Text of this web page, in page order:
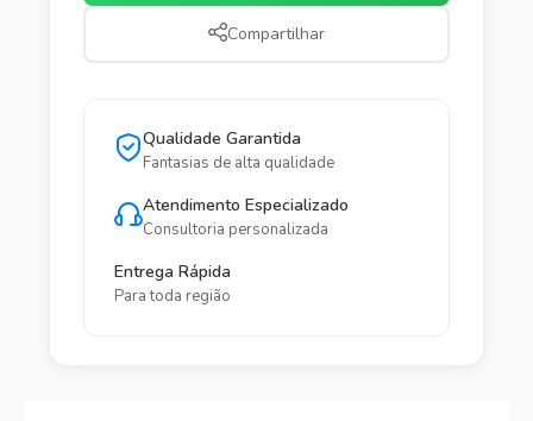
Compartilhar
Qualidade Garantida
Fantasias de alta qualidade
Atendimento Especializado
Consultoria personalizada
Entrega Rápida
Para toda região